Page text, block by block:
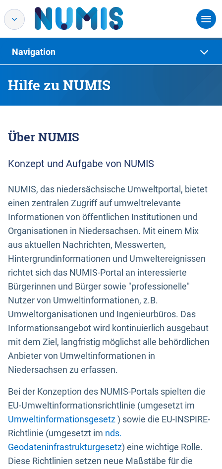
Hilfe zu NUMIS
Navigation
Über NUMIS
Konzept und Aufgabe von NUMIS
NUMIS, das niedersächsische Umweltportal, bietet
einen zentralen Zugriff auf umweltrelevante
Informationen von öffentlichen Institutionen und
Organisationen in Niedersachsen. Mit einem Mix
aus aktuellen Nachrichten, Messwerten,
Hintergrundinformationen und Umweltereignissen
richtet sich das NUMIS-Portal an interessierte
Bürgerinnen und Bürger sowie "professionelle"
Nutzer von Umweltinformationen, z.B.
Umweltorganisationen und Ingenieurbüros. Das
Informationsangebot wird kontinuierlich ausgebaut
mit dem Ziel, langfristig möglichst alle behördlichen
Anbieter von Umweltinformationen in
Niedersachsen zu erfassen.
Bei der Konzeption des NUMIS-Portals spielten die
EU-Umweltinformationsrichtlinie (umgesetzt im
Umweltinformationsgesetz) sowie die EU-INSPIRE-
Richtlinie (umgesetzt im nds.
Geodateninfrastrukturgesetz) eine wichtige Rolle.
Diese Richtlinien setzen neue Maßstäbe für die